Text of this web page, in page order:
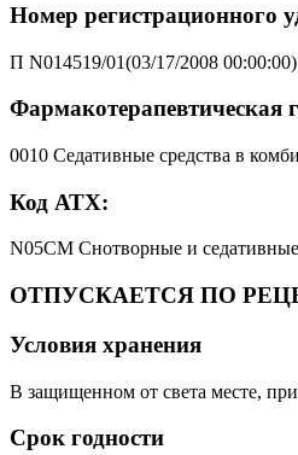
Номер регистрационного
П N014519/01(03/17/2008 00:00:00)
Фармакотерапевтическая
0010 Седативные средства в
Код АТХ:
N05CM Снотворные и
ОТПУСКАЕТСЯ ПО
Условия хранения
В защищенном от света месте,
Срок годности